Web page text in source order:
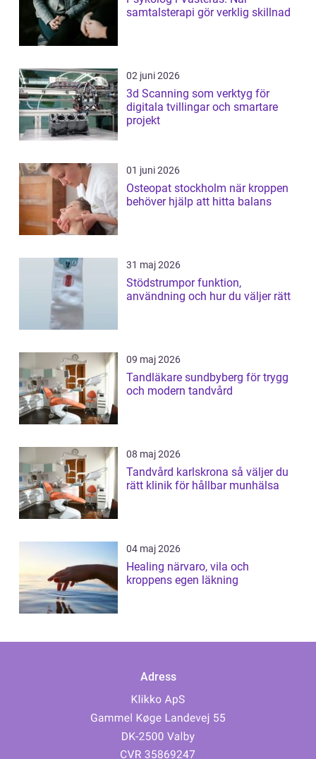
samtalsterapi gör verklig skillnad
02 juni 2026
3d Scanning som verktyg för
digitala tvillingar och smartare
projekt
01 juni 2026
Osteopat stockholm när kroppen
behöver hjälp att hitta balans
31 maj 2026
Stödstrumpor funktion,
användning och hur du väljer rätt
09 maj 2026
Tandläkare sundbyberg för trygg
och modern tandvård
08 maj 2026
Tandvård karlskrona så väljer du
rätt klinik för hållbar munhälsa
04 maj 2026
Healing närvaro, vila och
kroppens egen läkning
Adress